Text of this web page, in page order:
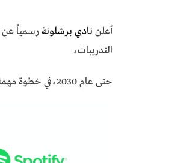
أعلن نادي برشلونةرسمياً عن
التدريبات،
حتى عام 2030،في خطوة مهمة لتعزيز الموارد المالية للنادي.